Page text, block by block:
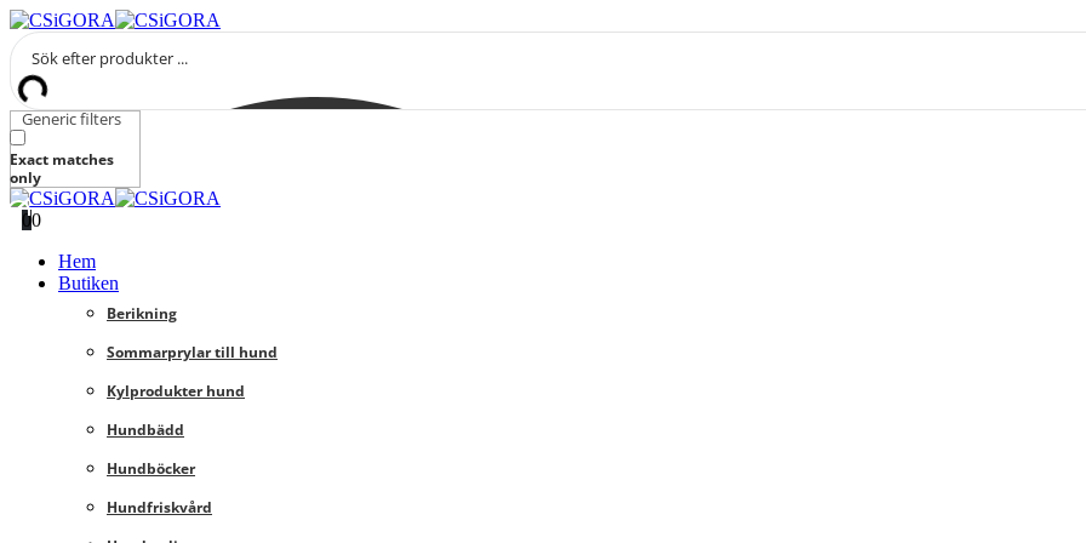
Generic filters
Exact matches
only
00
Hem
Butiken
Berikning
Sommarprylar till hund
Kylprodukter hund
Hundbädd
Hundböcker
Hundfriskvård